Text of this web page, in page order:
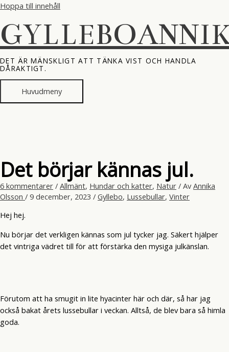
Hoppa till innehåll
DET ÄR MÄNSKLIGT ATT TÄNKA VIST OCH HANDLA
DÅRAKTIGT.
Huvudmeny
Det börjar kännas jul.
6 kommentarer / Allmänt, Hundar och katter, Natur / Av Annika
Olsson / 9 december, 2023 / Gyllebo, Lussebullar, Vinter
Hej hej.
Nu börjar det verkligen kännas som jul tycker jag. Säkert hjälper
det vintriga vädret till för att förstärka den mysiga julkänslan.
Förutom att ha smugit in lite hyacinter här och där, så har jag
också bakat årets lussebullar i veckan. Alltså, de blev bara så himla
goda.